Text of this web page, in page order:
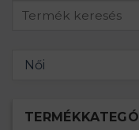
Keresés
Női